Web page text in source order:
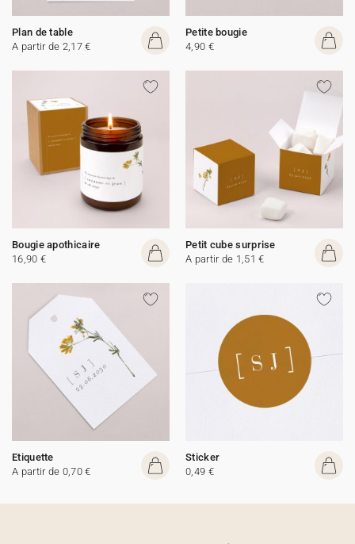
Plan de table
A partir de 2,17 €
Petite bougie
4,90 €
Bougie apothicaire
16,90 €
Petit cube surprise
A partir de 1,51 €
Etiquette
A partir de 0,70 €
Sticker
0,49 €